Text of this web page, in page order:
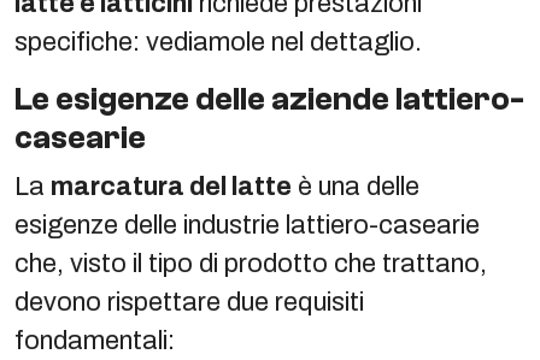
specifiche: vediamole nel dettaglio.
Le esigenze delle aziende lattiero-
casearie
La marcatura del latte è una delle
esigenze delle industrie lattiero-casearie
che, visto il tipo di prodotto che trattano,
devono rispettare due requisiti
fondamentali: